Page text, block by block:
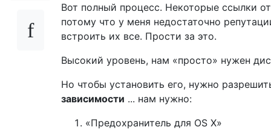
Вот полный процесс. Некоторые ссылки
потому что у меня недостаточно
встроить их все. Прости за это.
Высокий уровень, нам «просто» нужен
Но чтобы установить его, нужно
зависимости ... нам нужно:
«Предохранитель для OS X»